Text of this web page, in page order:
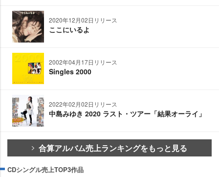
2020年12月02日リリース
ここにいるよ
2002年04月17日リリース
Singles 2000
2022年02月02日リリース
中島みゆき 2020 ラスト・ツアー「結果オーライ」
合算アルバム売上ランキングをもっと見る
CDシングル売上TOP3作品